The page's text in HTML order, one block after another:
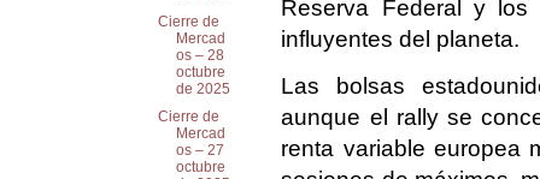
Reserva Federal y los
influyentes del planeta.
Las bolsas
aunque el rally se
renta variable europea
Cierre de
Mercad
os – 28
octubre
de 2025
Cierre de
Mercad
os – 27
octubre